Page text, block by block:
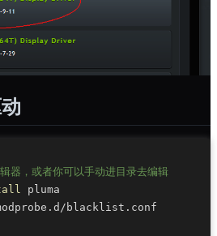
器，或者你可以手动进目录去编辑